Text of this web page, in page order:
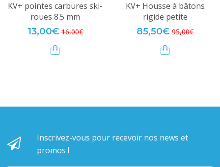
KV+ pointes carbures ski-
roues 8.5 mm
13,00€ 16,00€
KV+ Housse à bâtons
rigide petite
85,50€ 95,00€
Inscrivez-vous pour recevoir nos news et
promos !